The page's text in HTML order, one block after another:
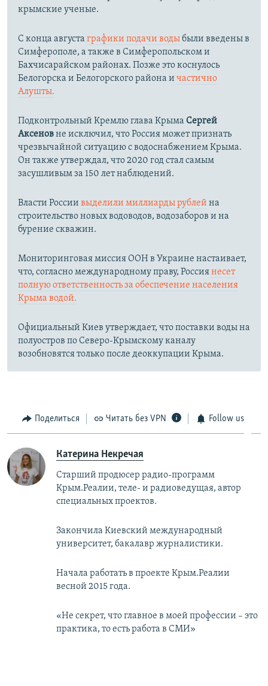
крымские ученые.
С конца августа графики подачи водыбыли введены в
Симферополе, а также в Симферопольском и
Бахчисарайском районах. Позже это коснулось
Белогорска и Белогорского района и частично
Алушты.
Подконтрольный Кремлю глава Крыма Сергей
Аксеновне исключил, что Россия может признать
чрезвычайной ситуацию с водоснабжением Крыма.
Он также утверждал, что 2020 год стал самым
засушливым за 150 лет наблюдений.​
Власти России выделили миллиарды рублей на
строительство новых водоводов, водозаборов и на
бурение скважин.
Мониторинговая миссия ООН в Украине настаивает,
что, согласно международному праву, Россиянесет
полную ответственность за обеспечение населения
Крыма водой.
Официальный Киев утверждает, что поставки воды на
полуостров по Северо-Крымскому каналу
возобновятся только после деоккупации Крыма.
Поделиться Читать без VPN Follow us
Катерина Некречая
Старший продюсер радио-программ
Крым.Реалии, теле- и радиоведущая, автор
специальных проектов.
Закончила Киевский международный
университет, бакалавр журналистики.
Начала работать в проекте Крым.Реалии
весной 2015 года.
«Не секрет, что главное в моей профессии – это
практика, то есть работа в СМИ»